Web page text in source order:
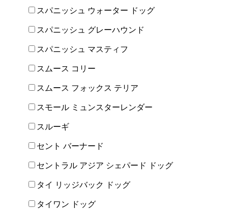
スパニッシュ ウォーター ドッグ
スパニッシュ グレーハウンド
スパニッシュ マスティフ
スムース コリー
スムース フォックス テリア
スモール ミュンスターレンダー
スルーギ
セント バーナード
セントラル アジア シェパード ドッグ
タイ リッジバック ドッグ
タイワン ドッグ